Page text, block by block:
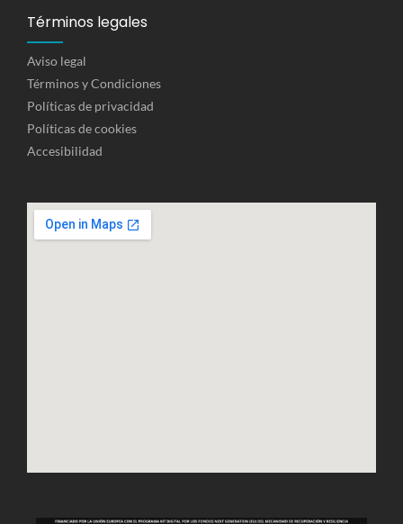
Términos legales
Aviso legal
Términos y Condiciones
Políticas de privacidad
Políticas de cookies
Accesibilidad